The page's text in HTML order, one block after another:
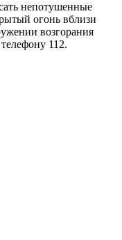
непотушенные
огонь вблизи
возгорания
112.